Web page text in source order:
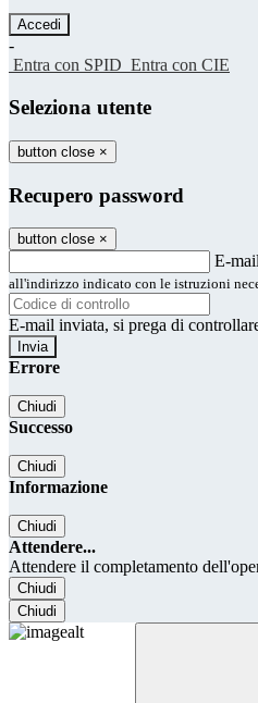
-
Entra con SPID Entra con CIE
Seleziona utente
button close ×
Recupero password
button close ×
E-mail
all'indirizzo indicato con le istruzioni
E-mail inviata, si prega di
Errore
Chiudi
Successo
Chiudi
Informazione
Chiudi
Attendere...
Attendere il completamento
Chiudi
Chiudi